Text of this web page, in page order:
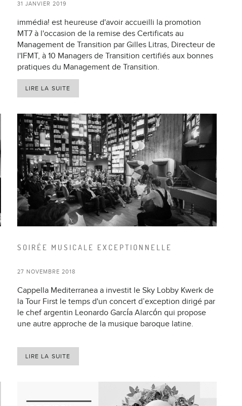
31 JANVIER 2019
immédia! est heureuse d'avoir accueilli la promotion
MT7 à l'occasion de la remise des Certificats au
Management de Transition par Gilles Litras, Directeur de
l'IFMT, à 10 Managers de Transition certifiés aux bonnes
pratiques du Management de Transition.
LIRE LA SUITE
SOIRÉE MUSICALE EXCEPTIONNELLE
27 NOVEMBRE 2018
Cappella Mediterranea a investit le Sky Lobby Kwerk de
la Tour First le temps d'un concert d’exception dirigé par
le chef argentin Leonardo García Alarcón qui propose
une autre approche de la musique baroque latine.
LIRE LA SUITE